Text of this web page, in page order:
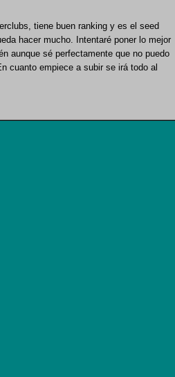
tiene buen ranking y es el seed
hacer mucho. Intentaré poner lo mejor
aunque sé perfectamente que no puedo
cuanto empiece a subir se irá todo al